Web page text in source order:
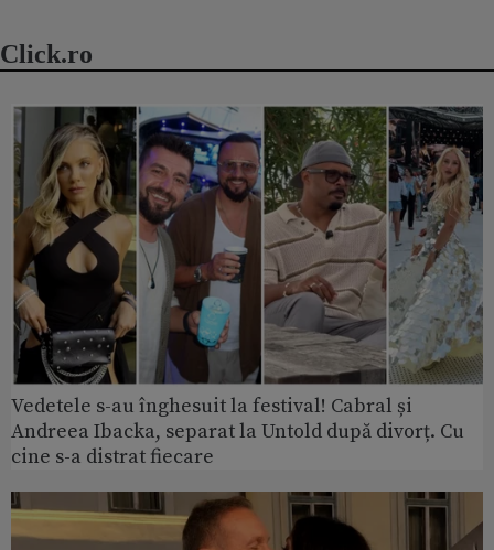
Click.ro
Vedetele s-au înghesuit la festival! Cabral și
Andreea Ibacka, separat la Untold după divorț. Cu
cine s-a distrat fiecare